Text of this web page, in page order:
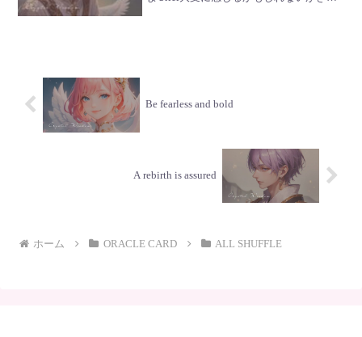
Be fearless and bold
A rebirth is assured
ホーム ORACLE CARD ALL SHUFFLE